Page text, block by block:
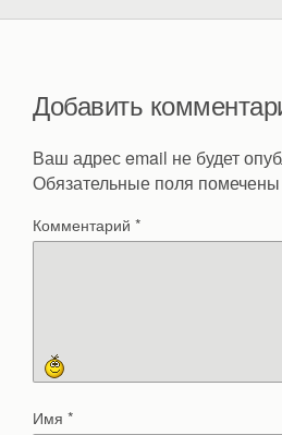
Добавить
Ваш адрес email не будет
Обязательные поля помечены
Комментарий *
Имя *